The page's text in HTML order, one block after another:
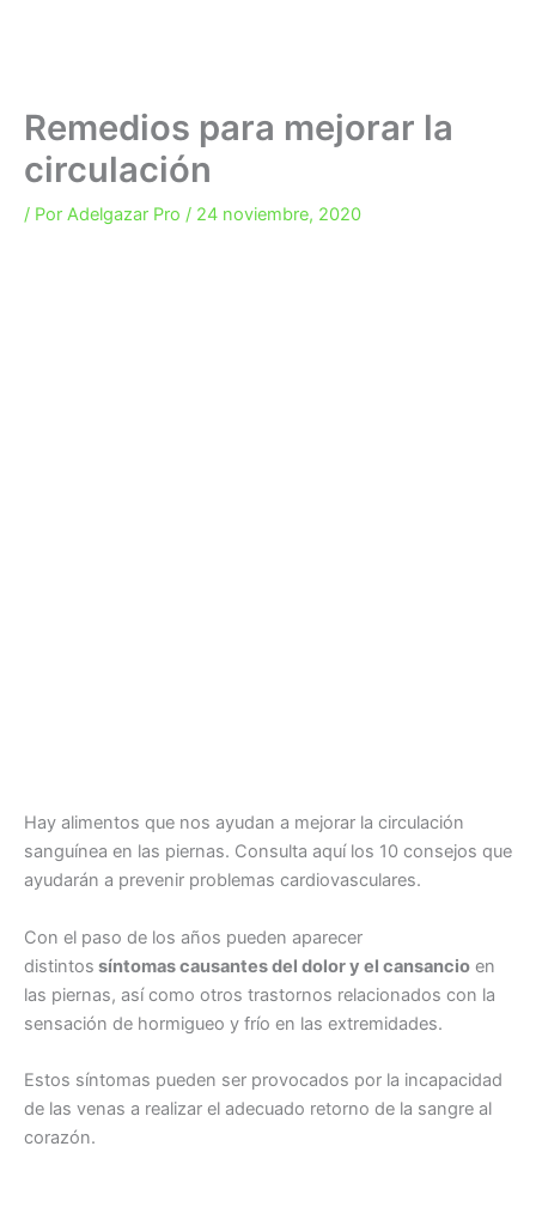
Remedios para mejorar la
circulación
/ Por Adelgazar Pro / 24 noviembre, 2020
Hay alimentos que nos ayudan a mejorar la circulación
sanguínea en las piernas. Consulta aquí los 10 consejos que
ayudarán a prevenir problemas cardiovasculares.
Con el paso de los años pueden aparecer
distintos síntomas causantes del dolor y el cansancio en
las piernas, así como otros trastornos relacionados con la
sensación de hormigueo y frío en las extremidades.
Estos síntomas pueden ser provocados por la incapacidad
de las venas a realizar el adecuado retorno de la sangre al
corazón.